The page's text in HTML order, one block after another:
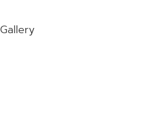
Gallery